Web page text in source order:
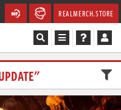
REALMERCH.STORE